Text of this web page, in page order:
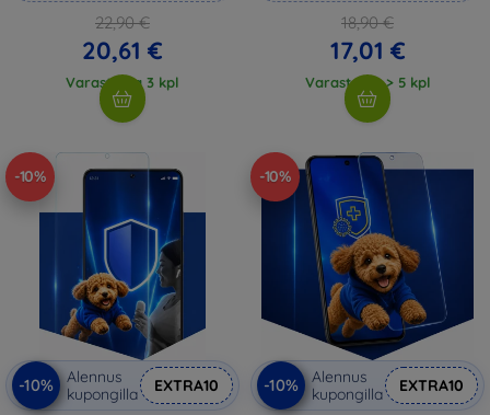
22,90 €
20,61 €
Varastossa 3 kpl
18,90 €
17,01 €
Varastossa > 5 kpl
-10%
-10%
Alennus
kupongilla
EXTRA10
-10%
-10%
Alennus
kupongilla
EXTRA10